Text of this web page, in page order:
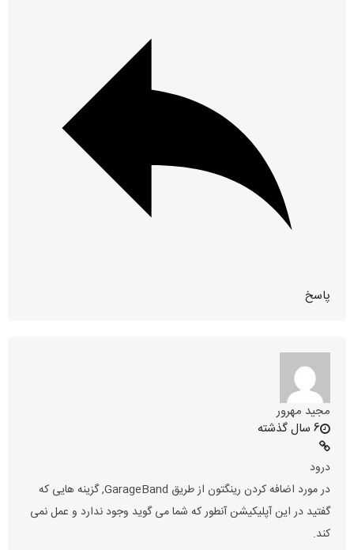
پاسخ
مجید مهرور
6 سال گذشته
درود
در مورد اضافه کردن رینگتون از طریق GarageBand, گزینه هایی که
گفتید در این آپلیکیشن آنطور که شما می گوید وجود ندارد و عمل نمی
کند.